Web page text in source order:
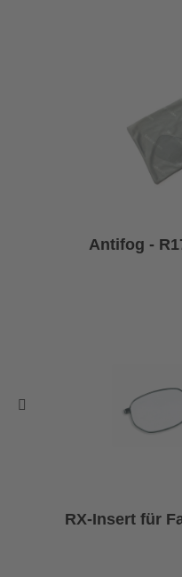
Antifog -
RX-Insert für